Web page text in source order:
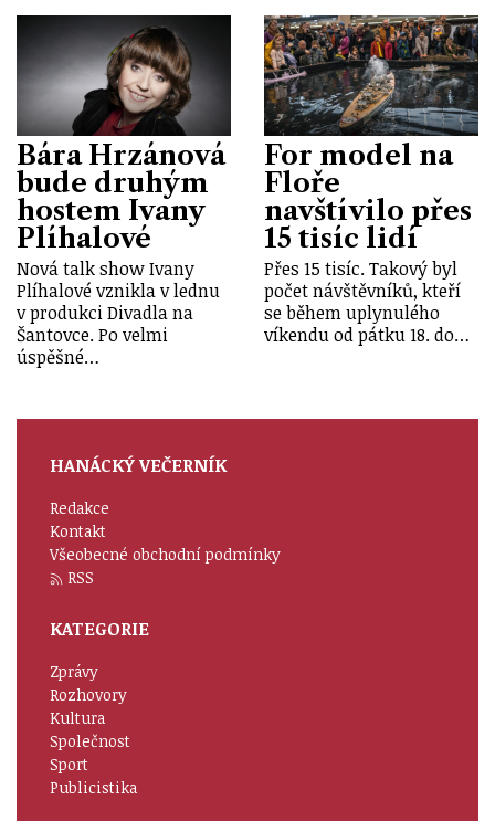
Bára Hrzánová
bude druhým
hostem Ivany
Plíhalové
Nová talk show Ivany
Plíhalové vznikla v lednu
v produkci Divadla na
Šantovce. Po velmi
úspěšné…
For model na
Floře
navštívilo přes
15 tisíc lidí
Přes 15 tisíc. Takový byl
počet návštěvníků, kteří
se během uplynulého
víkendu od pátku 18. do…
HANÁCKÝ VEČERNÍK
Redakce
Kontakt
Všeobecné obchodní podmínky
RSS
KATEGORIE
Zprávy
Rozhovory
Kultura
Společnost
Sport
Publicistika